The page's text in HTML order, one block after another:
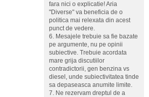
fara nici o explicatie! Aria
"Diverse" va beneficia de o
politica mai relexata din acest
punct de vedere.
6. Mesajele trebuie sa fie bazate
pe argumente, nu pe opinii
subiective. Trebuie acordata
mare grija discutiilor
contradictorii, gen benzina vs
diesel, unde subiectivitatea tinde
sa depaseasca anumite limite.
7. Ne rezervam dreptul de a